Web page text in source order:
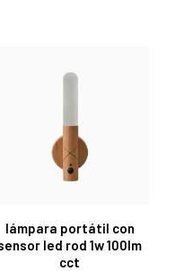
lámpara portátil con
led rod 1w 100lm
cct